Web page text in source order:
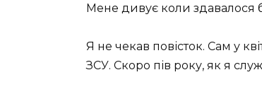
Мене дивує коли здавалося
Я не чекав повісток. Сам у
ЗСУ. Скоро пів року, як я